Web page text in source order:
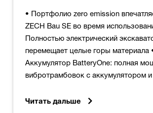
• Портфолио zero emission
ZECH Bau SE во время
Полностью электрический
перемещает целые горы материала
Аккумулятор BatteryOne: полная
вибротрамбовок с аккумулятором
Читать дальше